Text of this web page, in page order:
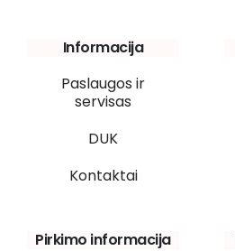
Informacija
Paslaugos ir
servisas
DUK
Kontaktai
Pirkimo informacija